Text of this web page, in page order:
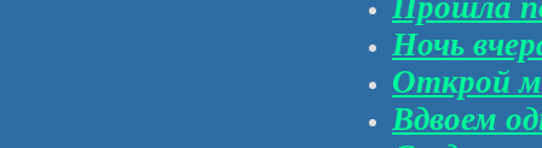
Прошла
Ночь
Открой
Вдвоем